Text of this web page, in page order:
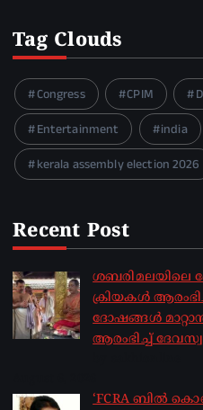
Tag Clouds
Congress CPIM
Entertainment
india
kerala assembly election 2026
Recent Post
ശബരിമലയിലെ
ക്രിയകൾ
ദോഷങ്ങൾ
ആരംഭിച്ച്
‘FCRA ബിൽ